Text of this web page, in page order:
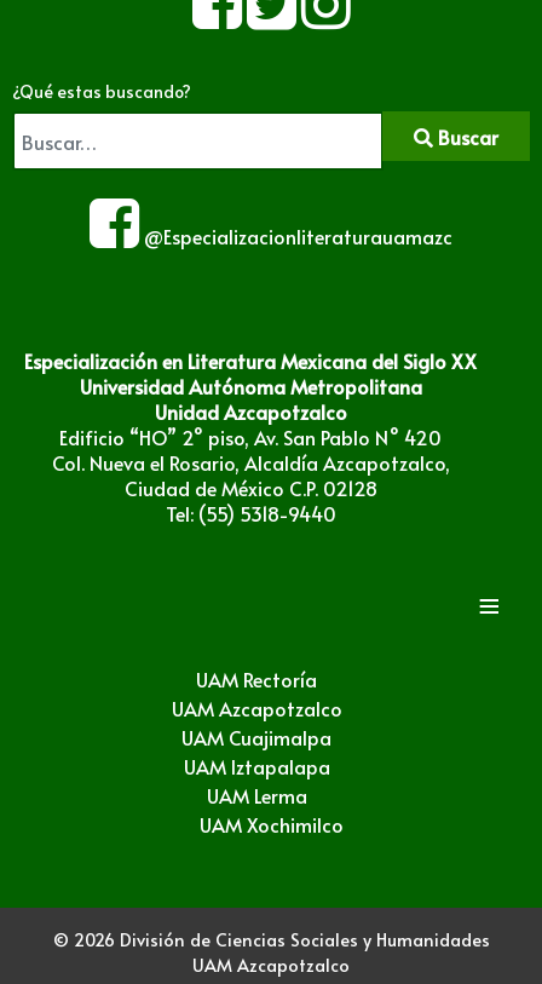
¿Qué estas buscando?
Buscar
@Especializacionliteraturauamazc
Especialización en Literatura Mexicana del Siglo XX
Universidad Autónoma Metropolitana
Unidad Azcapotzalco
Edificio “HO” 2° piso, Av. San Pablo N° 420
Col. Nueva el Rosario, Alcaldía Azcapotzalco,
Ciudad de México C.P. 02128
Tel: (55) 5318-9440
≡
UAM Rectoría
UAM Azcapotzalco
UAM Cuajimalpa
UAM Iztapalapa
UAM Lerma
UAM Xochimilco
© 2026 División de Ciencias Sociales y Humanidades
UAM Azcapotzalco